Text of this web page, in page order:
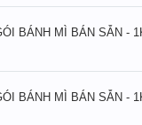
BÁNH MÌ BÁN SẴN -
BÁNH MÌ BÁN SẴN -